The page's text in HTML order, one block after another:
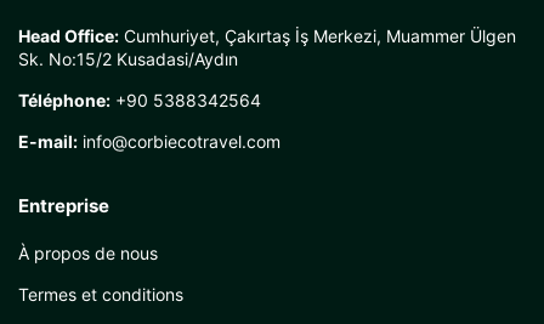
Head Office: Cumhuriyet, Çakırtaş İş Merkezi, Muammer Ülgen
Sk. No:15/2 Kusadasi/Aydın
Téléphone: +90 5388342564
E-mail: info@corbiecotravel.com
Entreprise
À propos de nous
Termes et conditions